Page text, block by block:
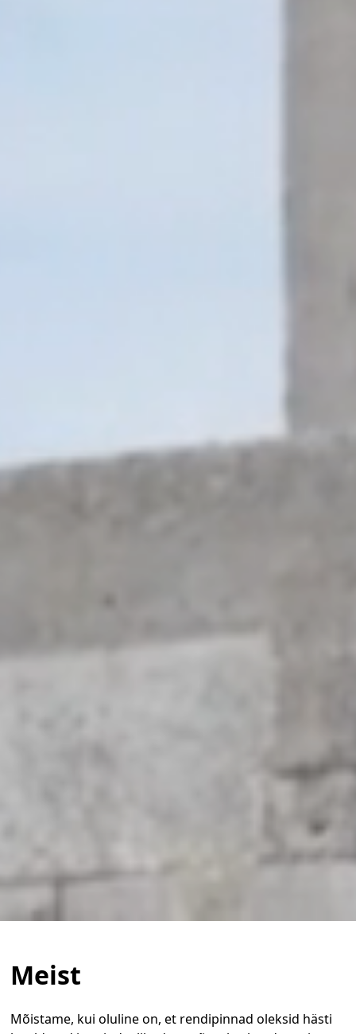
Meist
Mõistame, kui oluline on, et rendipinnad oleksid hästi